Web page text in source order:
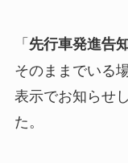
「先行車発進告
そのままでいる
表示でお知らせ
た。